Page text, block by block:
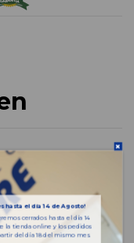
hasta el día 14 de Agosto!
cerrados hasta el día 14
la tienda online y los pedidos
del día 18 del mismo mes.